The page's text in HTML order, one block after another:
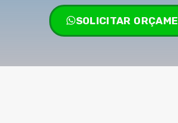
SOLICITAR